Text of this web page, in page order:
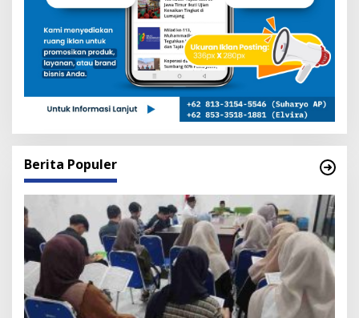
Berita Populer